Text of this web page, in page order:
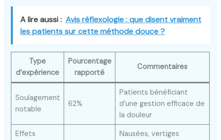
A lire aussi : Avis réflexologie : que disent vraiment
les patients sur cette méthode douce ?
Type
d’expérience
Pourcentage
rapporté
Commentaires
Soulagement
notable
62%
Patients bénéficiant
d’une gestion efficace de
la douleur
Effets
Nausées, vertiges